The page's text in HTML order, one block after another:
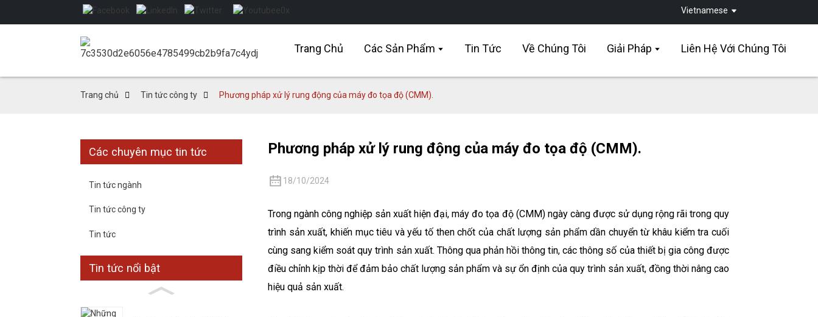
Vietnamese
Trang Chủ Các Sản Phẩm Tin Tức Về Chúng Tôi Giải Pháp Liên Hệ Với Chúng Tôi
Trang chủ Tin tức công ty Phương pháp xử lý rung động của máy đo tọa độ (CMM).
Các chuyên mục tin tức
Tin tức ngành
Tin tức công ty
Tin tức
Tin tức nổi bật
Phương pháp xử lý rung động của máy đo tọa độ (CMM).
18/10/2024
Trong ngành công nghiệp sản xuất hiện đại, máy đo tọa độ (CMM) ngày càng được sử dụng rộng rãi trong quy
trình sản xuất, khiến mục tiêu và yếu tố then chốt của chất lượng sản phẩm dần chuyển từ khâu kiểm tra cuối
cùng sang kiểm soát quy trình sản xuất. Thông qua phản hồi thông tin, các thông số của thiết bị gia công được
điều chỉnh kịp thời để đảm bảo chất lượng sản phẩm và sự ổn định của quy trình sản xuất, đồng thời nâng cao
hiệu quả sản xuất.